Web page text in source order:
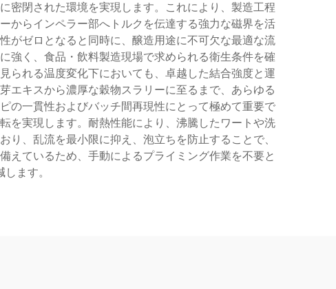
密閉された環境を実現します。これにより、製造工程
からインペラー部へトルクを伝達する強力な磁界を活
がゼロとなると同時に、醸造用途に不可欠な最適な流
強く、食品・飲料製造現場で求められる衛生条件を確
られる温度変化下においても、卓越した結合強度と運
エキスから濃厚な穀物スラリーに至るまで、あらゆる
の一貫性およびバッチ間再現性にとって極めて重要で
を実現します。耐熱性能により、沸騰したワートや洗
、乱流を最小限に抑え、泡立ちを防止することで、
えているため、手動によるプライミング作業を不要と
ます。